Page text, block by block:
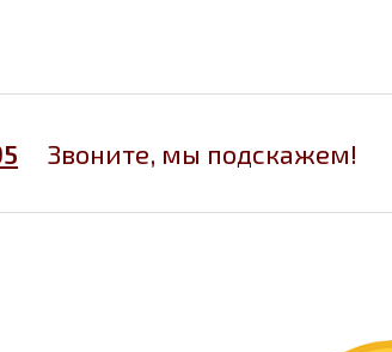
Звоните, мы подскажем!